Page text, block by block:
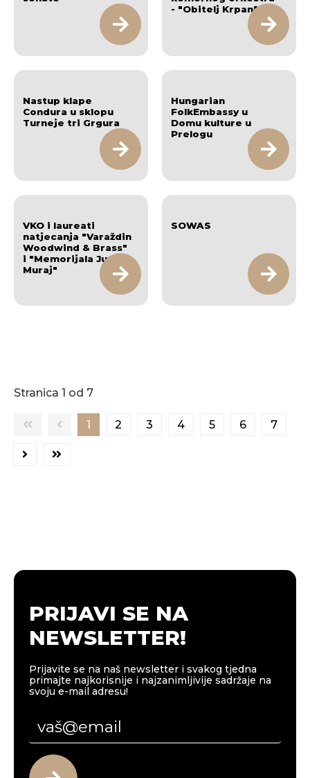
- "Obitelj Krpan"
Nastup klape
Condura u sklopu
Turneje tri Grgura
Hungarian
FolkEmbassy u
Domu kulture u
Prelogu
VKO i laureati
natjecanja "Varaždin
Woodwind & Brass"
i "Memorijala Jurica
Muraj"
SOWAS
Stranica 1 od 7
1 2 3 4 5 6 7
PRIJAVI SE NA
NEWSLETTER!
Prijavite se na naš newsletter i svakog tjedna
primajte najkorisnije i najzanimljivije sadržaje na
svoju e-mail adresu!